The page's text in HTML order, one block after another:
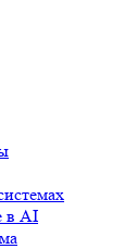
в AI